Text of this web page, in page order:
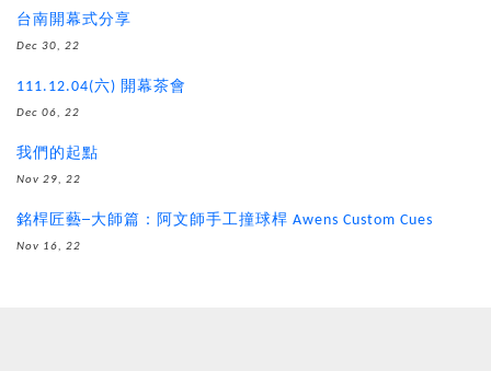
台南開幕式分享
Dec 30, 22
111.12.04(六) 開幕茶會
Dec 06, 22
我們的起點
Nov 29, 22
銘桿匠藝─大師篇：阿文師手工撞球桿 Awens Custom Cues
Nov 16, 22